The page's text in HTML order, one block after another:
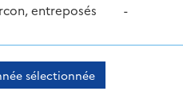
entreposés
-
sélectionnée